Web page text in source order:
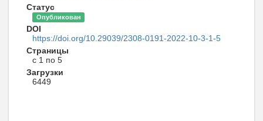
Статус
Опубликован
DOI
https://doi.org/10.29039/2308-0191-2022-10-3-1-5
Страницы
с 1 по 5
Загрузки
6449